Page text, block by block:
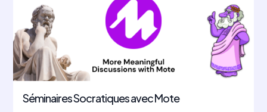
Séminaires Socratiques avec Mote